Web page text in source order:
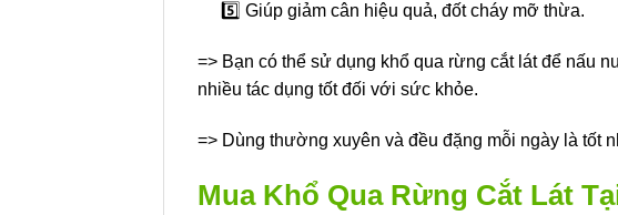
5️⃣ Giúp giảm cân hiệu quả, đốt cháy mỡ thừa.
=> Bạn có thể sử dụng khổ qua rừng cắt lát để nấu
nhiều tác dụng tốt đối với sức khỏe.
=> Dùng thường xuyên và đều đặng mỗi ngày là tốt
Mua Khổ Qua Rừng Cắt Lát